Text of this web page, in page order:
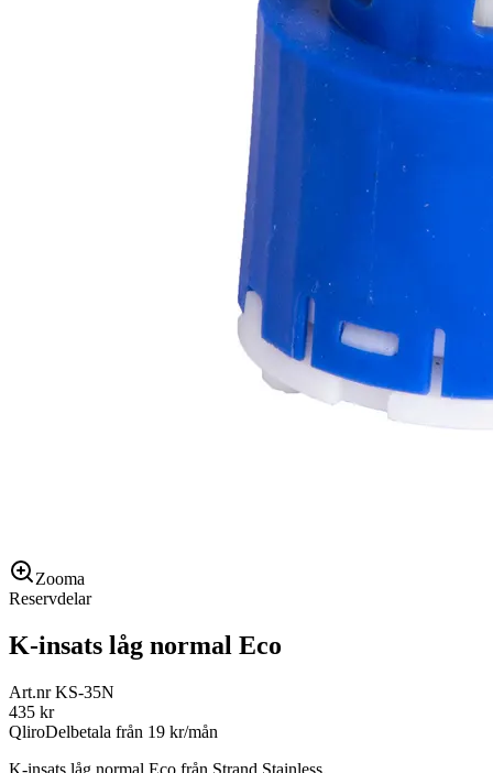
Zooma
Reservdelar
K-insats låg normal Eco
Art.nrKS-35N
435 kr
QliroDelbetala från 19 kr/mån
K-insats låg normal Eco från Strand Stainless.